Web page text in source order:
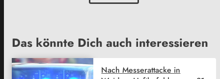
Das könnte Dich auch interessieren
Nach Messerattacke in